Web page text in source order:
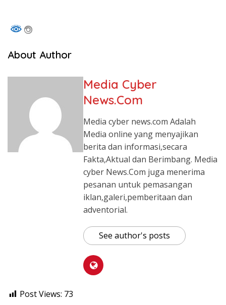
About Author
Media Cyber
News.Com
Media cyber news.com Adalah
Media online yang menyajikan
berita dan informasi,secara
Fakta,Aktual dan Berimbang. Media
cyber News.Com juga menerima
pesanan untuk pemasangan
iklan,galeri,pemberitaan dan
adventorial.
See author's posts
Post Views: 73